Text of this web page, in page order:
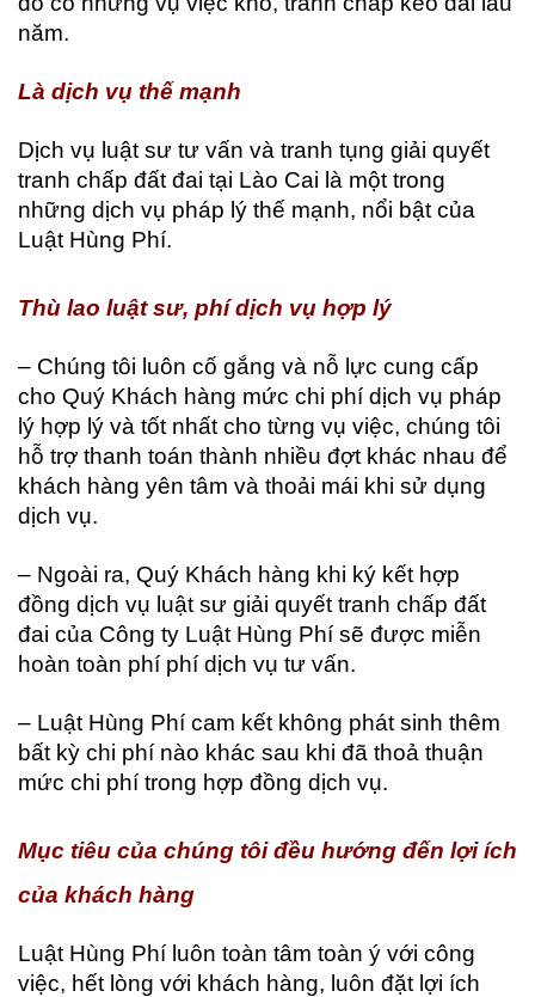
năm.
Là dịch vụ thế mạnh
Dịch vụ luật sư tư vấn và tranh tụng giải quyết
tranh chấp đất đai tại Lào Cai là một trong
những dịch vụ pháp lý thế mạnh, nổi bật của
Luật Hùng Phí.
Thù lao luật sư, phí dịch vụ hợp lý
– Chúng tôi luôn cố gắng và nỗ lực cung cấp
cho Quý Khách hàng mức chi phí dịch vụ pháp
lý hợp lý và tốt nhất cho từng vụ việc, chúng tôi
hỗ trợ thanh toán thành nhiều đợt khác nhau để
khách hàng yên tâm và thoải mái khi sử dụng
dịch vụ.
– Ngoài ra, Quý Khách hàng khi ký kết hợp
đồng dịch vụ luật sư giải quyết tranh chấp đất
đai của Công ty Luật Hùng Phí sẽ được miễn
hoàn toàn phí phí dịch vụ tư vấn.
– Luật Hùng Phí cam kết không phát sinh thêm
bất kỳ chi phí nào khác sau khi đã thoả thuận
mức chi phí trong hợp đồng dịch vụ.
Mục tiêu của chúng tôi đều hướng đến lợi ích
của khách hàng
Luật Hùng Phí luôn toàn tâm toàn ý với công
việc, hết lòng với khách hàng, luôn đặt lợi ích